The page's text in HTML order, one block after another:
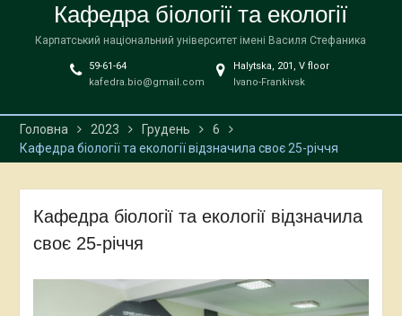
присвячена
природоохоронним
територіям
У Карпатському
національному
Стефаника відбудеться
міжнародна науково-
практична зустріч
Кафедра біології та екології
Карпатський національний університет імені Василя Стефаника
59-61-64
kafedra.bio@gmail.com
Halytska, 201, V floor
Ivano-Frankivsk
Головна 2023 Грудень
6
Кафедра біології та екології відзначила своє 25-річчя
Кафедра біології та екології відзначила
своє 25-річчя